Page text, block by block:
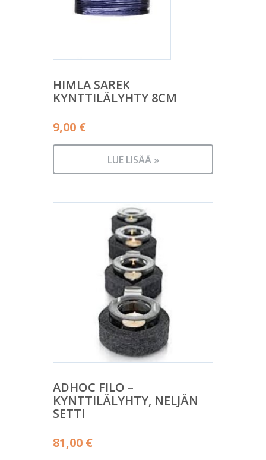
HIMLA SAREK
KYNTTILÄLYHTY 8CM
9,00 €
LUE LISÄÄ »
ADHOC FILO –
KYNTTILÄLYHTY, NELJÄN
SETTI
81,00 €